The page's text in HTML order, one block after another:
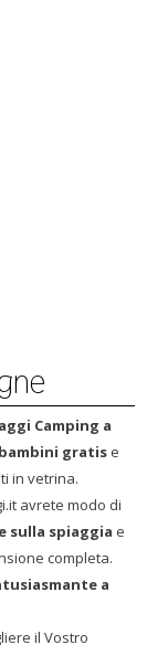
Camping a
gratis e
in vetrina.
avrete modo di
sulla spiaggia e
completa.
a
il Vostro